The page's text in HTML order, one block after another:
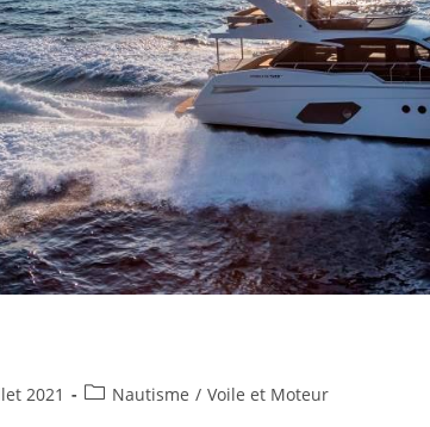
2021 Nautisme / Voile et Moteur